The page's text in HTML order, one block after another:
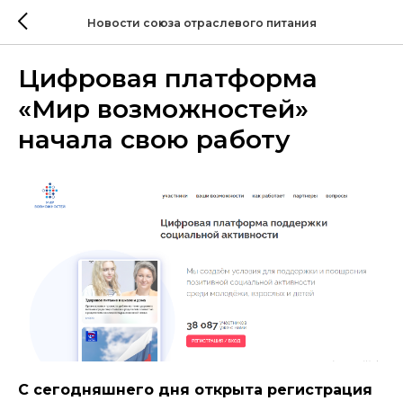
Новости союза отраслевого питания
Цифровая платформа
«Мир возможностей»
начала свою работу
С сегодняшнего дня открыта регистрация